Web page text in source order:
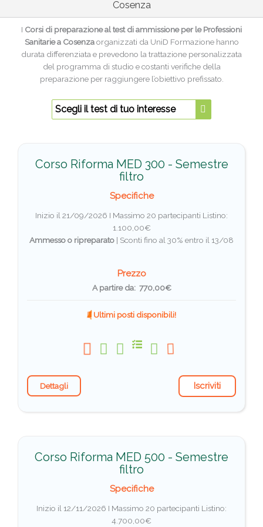
Cosenza
I Corsi di preparazione al test di ammissione per le Professioni
Sanitarie a Cosenzaorganizzati da UniD Formazione hanno
durata differenziata e prevedono la trattazione personalizzata
del programma di studio e costanti verifiche della
preparazione per raggiungere l’obiettivo prefissato.
Scegli il test di tuo interesse
Corso Riforma MED 300 - Semestre
filtro
Specifiche
Inizio il 21/09/2026 I Massimo 20 partecipanti Listino:
1.100,00€
Ammesso o ripreparato | Sconti fino al 30% entro il 13/08
Prezzo
A partire da: 770,00€
Ultimi posti disponibili!
Dettagli Iscriviti
Corso Riforma MED 500 - Semestre
filtro
Specifiche
Inizio il 12/11/2026 I Massimo 20 partecipanti Listino:
4.700,00€